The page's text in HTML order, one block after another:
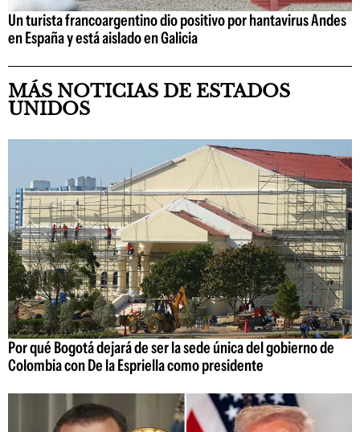
Un turista francoargentino dio positivo por hantavirus Andes
en España y está aislado en Galicia
MÁS NOTICIAS DE ESTADOS
UNIDOS
Por qué Bogotá dejará de ser la sede única del gobierno de
Colombia con De la Espriella como presidente